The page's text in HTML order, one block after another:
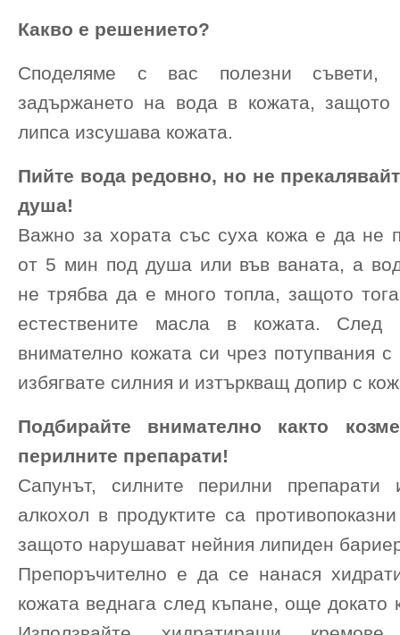
Какво е решението?
Споделяме с вас полезни съвети,
задържането на вода в кожата, защото
липса изсушава кожата.
Пийте вода редовно, но не
душа!
Важно за хората със суха кожа е да не
от 5 мин под душа или във ваната, а
не трябва да е много топла, защото
естествените масла в кожата. След
внимателно кожата си чрез потупвания с
избягвате силния и изтъркващ допир с
Подбирайте внимателно както
перилните препарати!
Сапунът, силните перилни препарати
алкохол в продуктите са
защото нарушават нейния липиден
Препоръчително е да се нанася
кожата веднага след къпане, още докато